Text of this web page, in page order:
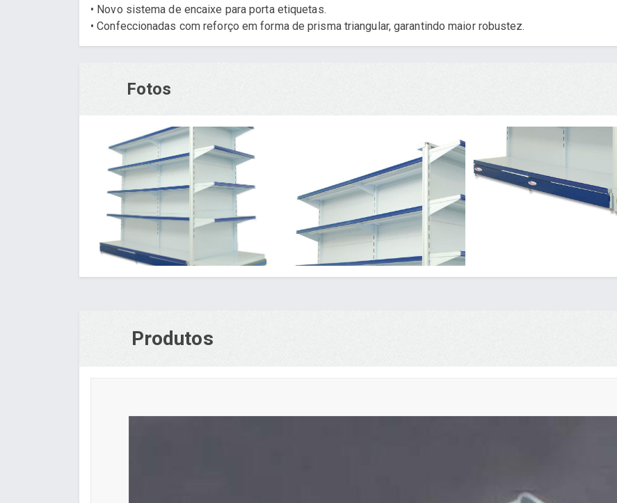
• Novo sistema de encaixe para porta etiquetas.
• Confeccionadas com reforço em forma de prisma triangular, garantindo maior robustez.
Fotos
Produtos